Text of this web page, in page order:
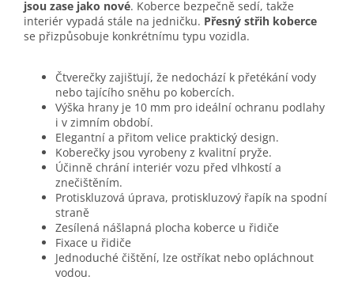
jsou zase jako nové. Koberce bezpečně sedí, takže
interiér vypadá stále na jedničku. Přesný střih koberce
se přizpůsobuje konkrétnímu typu vozidla.
Čtverečky zajišťují, že nedochází k přetékání vody
nebo tajícího sněhu po kobercích.
Výška hrany je 10 mm pro ideální ochranu podlahy
i v zimním období.
Elegantní a přitom velice praktický design.
Koberečky jsou vyrobeny z kvalitní pryže.
Účinně chrání interiér vozu před vlhkostí a
znečištěním.
Protiskluzová úprava, protiskluzový řapík na spodní
straně
Zesílená nášlapná plocha koberce u řidiče
Fixace u řidiče
Jednoduché čištění, lze ostříkat nebo opláchnout
vodou.